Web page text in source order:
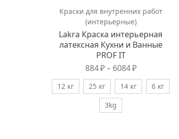
Краски для внутренних работ
(интерьерные)
Lakra Краска интерьерная
латексная Кухни и Ванные
PROF IT
884₽ – 6084₽
12 кг 25 кг 14 кг
6 кг
3kg